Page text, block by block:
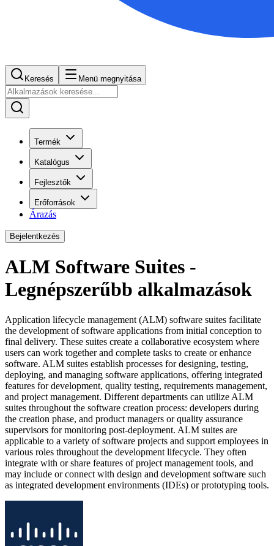
Keresés Menü megnyitása
Termék
Katalógus
Fejlesztők
Erőforrások
Árazás
Bejelentkezés
ALM Software Suites -
Legnépszerűbb alkalmazások
Application lifecycle management (ALM) software suites facilitate
the development of software applications from initial conception to
final delivery. These suites create a collaborative ecosystem where
users can work together and complete tasks to create or enhance
software. ALM suites establish processes for designing, testing,
deploying, and managing software applications, offering integrated
features for development, quality testing, requirements management,
and project management. Different departments can utilize ALM
suites throughout the software creation process: developers during
the creation phase, and product managers or quality assurance
supervisors for monitoring post-deployment. ALM suites are
applicable to a variety of software projects and support employees in
various roles throughout the development lifecycle. They often
integrate with or share features of project management tools, and
may include or connect with design and development software such
as integrated development environments (IDEs) or prototyping tools.